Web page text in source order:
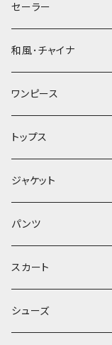
セーラー
和風･チャイナ
ワンピース
トップス
ジャケット
パンツ
スカート
シューズ